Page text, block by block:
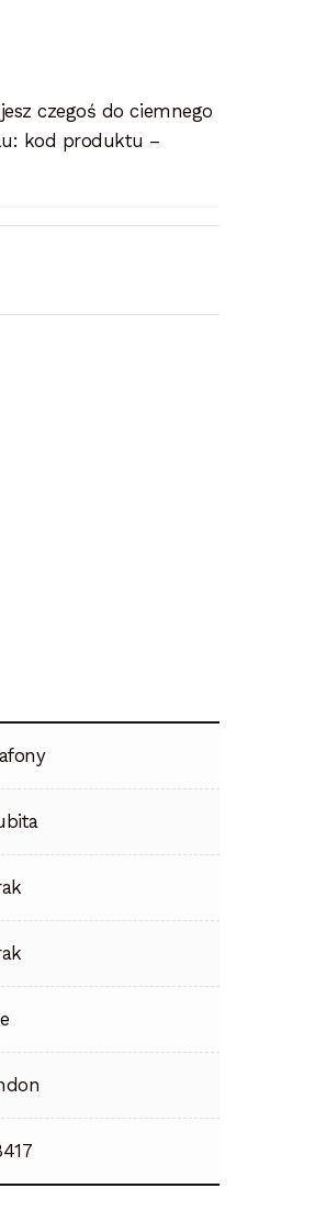
czegoś do ciemnego
kod produktu –